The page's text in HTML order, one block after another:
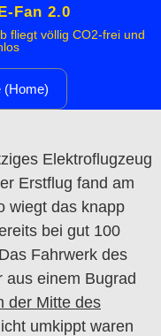
Fan 2.0
fliegt völlig CO2-frei und
(Home)
Elektroflugzeug
Erstflug fand am
wiegt das knapp
bei gut 100
Fahrwerk des
aus einem Bugrad
der Mitte des
umkippt waren